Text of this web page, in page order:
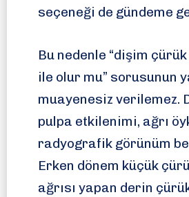
seçeneği de gündeme
Bu nedenle “dişim
ile olur mu” sorusunun
muayenesiz verilemez.
pulpa etkilenimi, ağrı
radyografik görünüm
Erken dönem küçük
ağrısı yapan derin